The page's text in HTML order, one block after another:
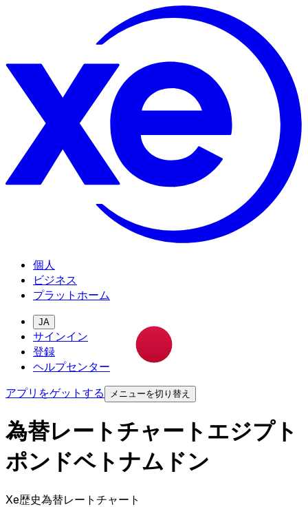
個人
ビジネス
プラットホーム
JA
サインイン
登録
ヘルプセンター
アプリをゲットする
メニューを切り替え
為替レートチャートエジプト
ポンドベトナムドン
Xe歴史為替レートチャート